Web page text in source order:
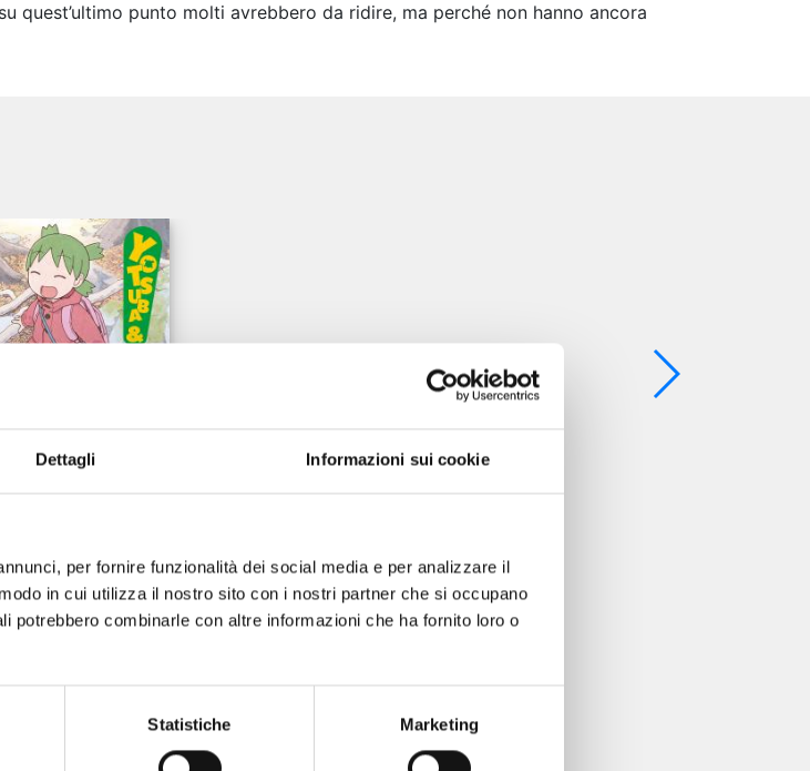
Dettagli Informazioni sui cookie
per fornire funzionalità dei social media e per analizzare il
in cui utilizza il nostro sito con i nostri partner che si occupano
potrebbero combinarle con altre informazioni che ha fornito loro o
Statistiche Marketing
quest’ultimo punto molti avrebbero da ridire, ma perché non hanno ancora
12/05/2026